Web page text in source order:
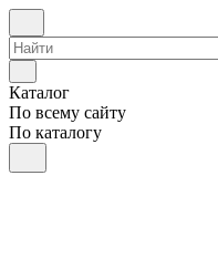
Каталог
По всему сайту
По каталогу